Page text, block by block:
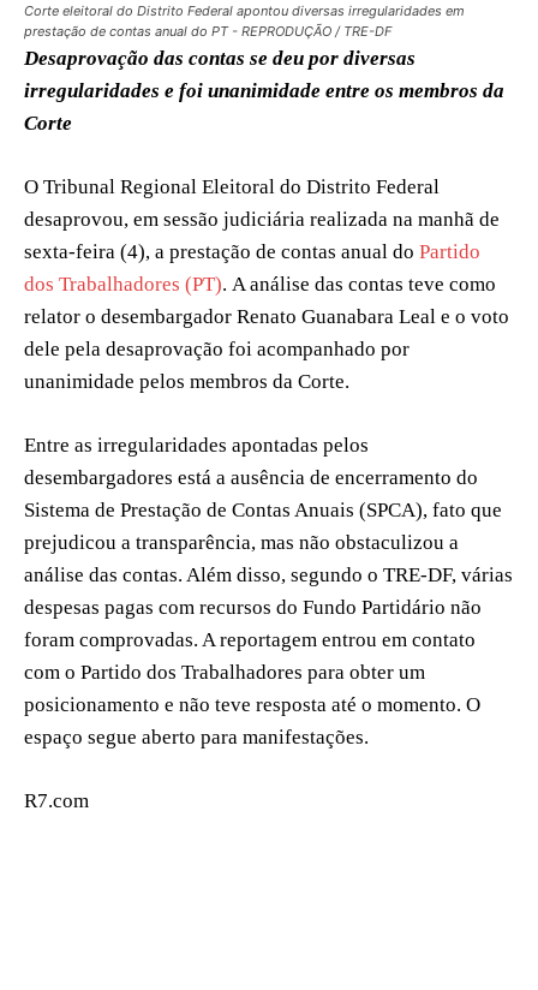
Corte eleitoral do Distrito Federal apontou diversas irregularidades em
prestação de contas anual do PT - REPRODUÇÃO / TRE-DF
Desaprovação das contas se deu por diversas
irregularidades e foi unanimidade entre os membros da
Corte
O Tribunal Regional Eleitoral do Distrito Federal
desaprovou, em sessão judiciária realizada na manhã de
sexta-feira (4), a prestação de contas anual do Partido
dos Trabalhadores (PT). A análise das contas teve como
relator o desembargador Renato Guanabara Leal e o voto
dele pela desaprovação foi acompanhado por
unanimidade pelos membros da Corte.
Entre as irregularidades apontadas pelos
desembargadores está a ausência de encerramento do
Sistema de Prestação de Contas Anuais (SPCA), fato que
prejudicou a transparência, mas não obstaculizou a
análise das contas. Além disso, segundo o TRE-DF, várias
despesas pagas com recursos do Fundo Partidário não
foram comprovadas. A reportagem entrou em contato
com o Partido dos Trabalhadores para obter um
posicionamento e não teve resposta até o momento. O
espaço segue aberto para manifestações.
R7.com